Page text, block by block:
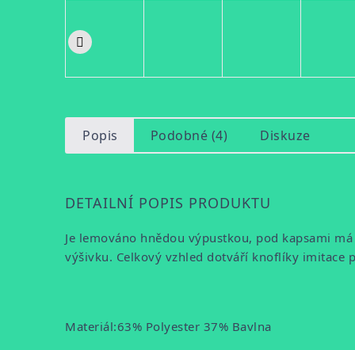
Popis Podobné (4) Diskuze
DETAILNÍ POPIS PRODUKTU
Je lemováno hnědou výpustkou, pod kapsami
výšivku. Celkový vzhled dotváří knoflíky imitace
Materiál:63% Polyester 37% Bavlna